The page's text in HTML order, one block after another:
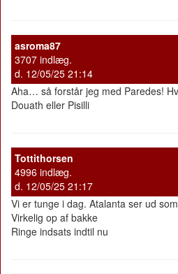
asroma87
3707 indlæg.
d. 12/05/25 21:14
Aha… så forstår jeg med Paredes!
Douath eller Pisilli
Tottithorsen
4996 indlæg.
d. 12/05/25 21:17
Vi er tunge i dag. Atalanta ser ud
Virkelig op af bakke
Ringe indsats indtil nu